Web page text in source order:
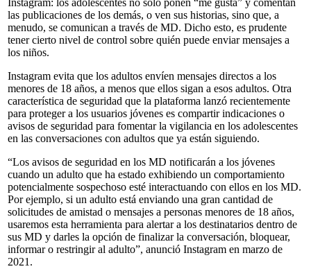
las publicaciones de los demás, o ven sus historias, sino que, a
menudo, se comunican a través de MD. Dicho esto, es prudente
tener cierto nivel de control sobre quién puede enviar mensajes a
los niños.
Instagram evita que los adultos envíen mensajes directos a los
menores de 18 años, a menos que ellos sigan a esos adultos. Otra
característica de seguridad que la plataforma lanzó recientemente
para proteger a los usuarios jóvenes es compartir indicaciones o
avisos de seguridad para fomentar la vigilancia en los adolescentes
en las conversaciones con adultos que ya están siguiendo.
“Los avisos de seguridad en los MD notificarán a los jóvenes
cuando un adulto que ha estado exhibiendo un comportamiento
potencialmente sospechoso esté interactuando con ellos en los MD.
Por ejemplo, si un adulto está enviando una gran cantidad de
solicitudes de amistad o mensajes a personas menores de 18 años,
usaremos esta herramienta para alertar a los destinatarios dentro de
sus MD y darles la opción de finalizar la conversación, bloquear,
informar o restringir al adulto”, anunció Instagram en marzo de
2021.